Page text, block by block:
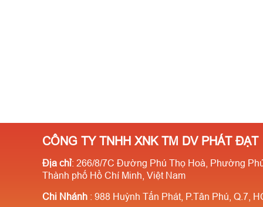
CÔNG TY TNHH XNK TM DV PHÁT ĐẠT
Địa chỉ: 266/8/7C Đường Phú Thọ Hoà, Phường
Thành phố Hồ Chí Minh, Việt Nam
Chi Nhánh : 988 Huỳnh Tấn Phát, P.Tân Phú, Q.7,